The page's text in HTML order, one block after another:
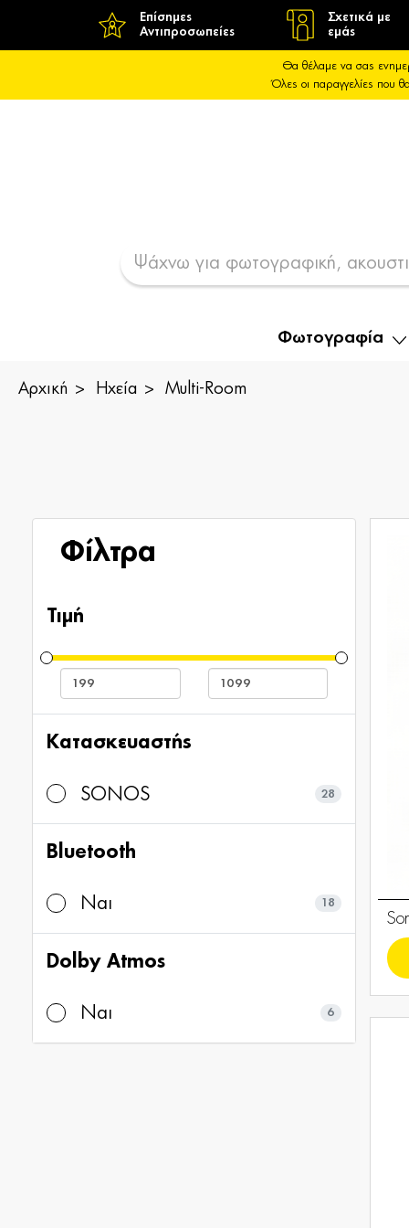
Επίσημες
Αντιπροσωπείες
Σχετικά με
εμάς
Θα θέλαμε να σας
Όλες οι παραγγελίες
Φωτογραφία
Αρχική Ηχεία Multi-Room
Φίλτρα
Τιμή
Κατασκευαστής
SONOS 28
Bluetooth
Ναι 18
Dolby Atmos
Ναι 6